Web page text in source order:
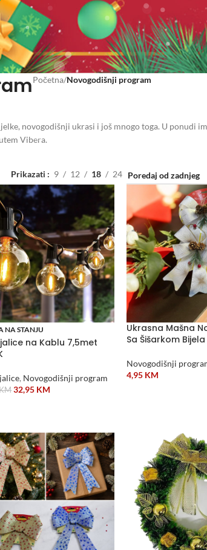
Početna/Novogodišnji program
novogodišnji ukrasi i još mnogo toga. U ponudi
Vibera.
Prikazati 9 12 18 24
NA STANJU
na Kablu 7,5met
, Novogodišnji program
32,95 KM
Ukrasna Mašna
Sa Šišarkom Bijela
Novogodišnji
4,95 KM